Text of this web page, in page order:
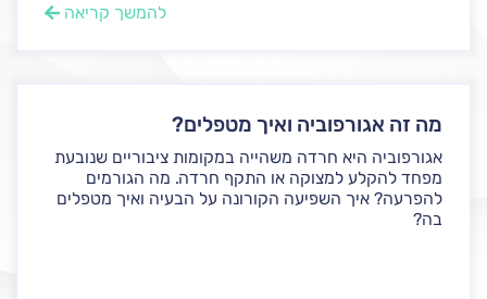
להמשך קריאה
מה זה אגורפוביה ואיך מטפלים?
אגורפוביה היא חרדה משהייה במקומות ציבוריים שנובעת
מפחד להקלע למצוקה או התקף חרדה. מה הגורמים
להפרעה? איך השפיעה הקורונה על הבעיה ואיך מטפלים
בה?